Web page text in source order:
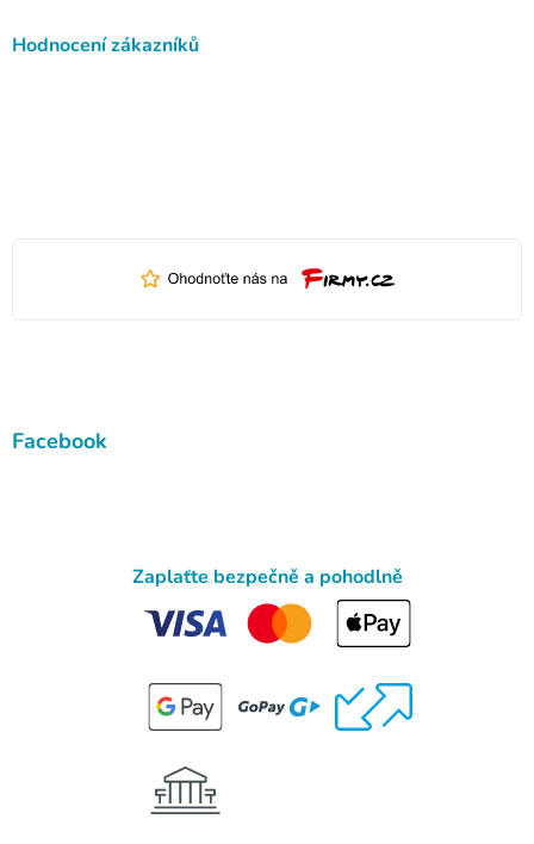
Hodnocení zákazníků
Facebook
Zaplaťte bezpečně a pohodlně